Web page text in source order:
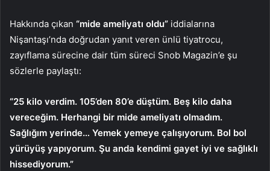
Hakkında çıkan “mide ameliyatı oldu” iddialarına
Nişantaşı’nda doğrudan yanıt veren ünlü tiyatrocu,
zayıflama sürecine dair tüm süreci Snob Magazin’e şu
sözlerle paylaştı:
“25 kilo verdim. 105’den 80’e düştüm. Beş kilo daha
vereceğim. Herhangi bir mide ameliyatı olmadım.
Sağlığım yerinde… Yemek yemeye çalışıyorum. Bol bol
yürüyüş yapıyorum. Şu anda kendimi gayet iyi ve sağlıklı
hissediyorum.”